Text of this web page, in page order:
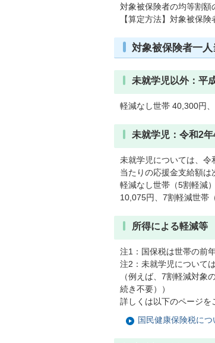
対象被保険者の均等割額
【算定方法】対象被保
対象被保険者一
未就学児以外：平
軽減なし世帯 40,300円
未就学児：令和2
未就学児については、令
当たりの応援金支給額は
軽減なし世帯（5割軽減
10,075円、7割軽減世帯
所得による軽減等
注1：国保税は世帯の前
注2：未就学児について
（例えば、7割軽減対
続き不要））
詳しくは以下のページを
国民健康保険税につ